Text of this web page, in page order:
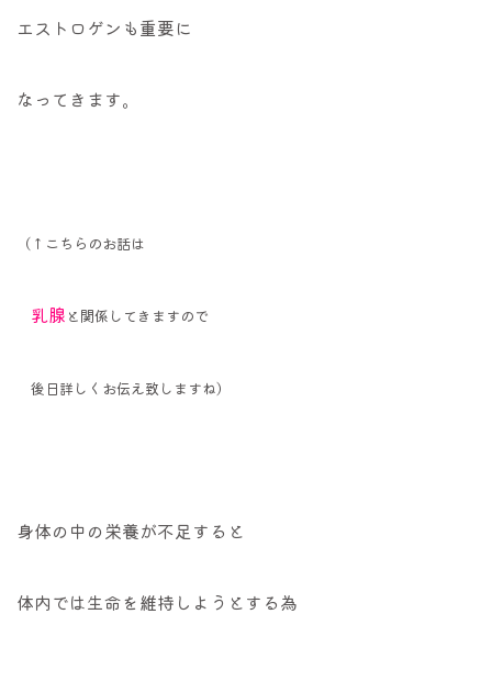
エストロゲンも重要に
なってきます。
（↑こちらのお話は
乳腺 と関係してきますので
後日詳しくお伝え致しますね）
身体の中の栄養が不足すると
体内では生命を維持しようとする為